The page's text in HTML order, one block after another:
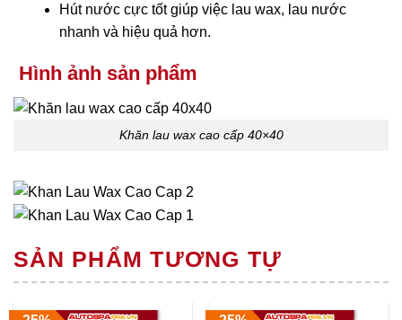
Hút nước cực tốt giúp việc lau wax, lau nước
nhanh và hiệu quả hơn.
Hình ảnh sản phẩm
Khăn lau wax cao cấp 40×40
SẢN PHẨM TƯƠNG TỰ